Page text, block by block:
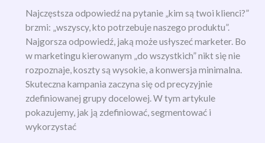
budować
relacje
z
interesariuszami?
Najczęstsza odpowiedź na pytanie „kim są twoi klienci?”
brzmi: „wszyscy, kto potrzebuje naszego produktu”.
Najgorsza odpowiedź, jaką może usłyszeć marketer. Bo
w marketingu kierowanym „do wszystkich” nikt się nie
rozpoznaje, koszty są wysokie, a konwersja minimalna.
Skuteczna kampania zaczyna się od precyzyjnie
zdefiniowanej grupy docelowej. W tym artykule
pokazujemy, jak ją zdefiniować, segmentować i
wykorzystać